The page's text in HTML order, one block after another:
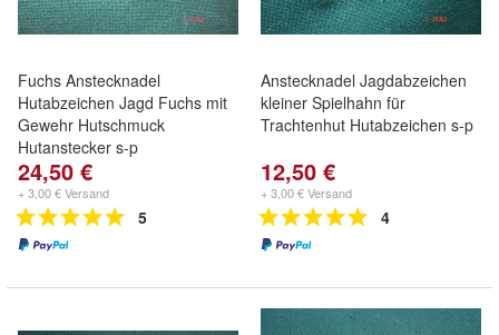
Fuchs Anstecknadel
Hutabzeichen Jagd Fuchs mit
Gewehr Hutschmuck
Hutanstecker s-p
24,50 €
+ 3,00 € Versand
5
Anstecknadel Jagdabzeichen
kleiner Spielhahn für
Trachtenhut Hutabzeichen s-p
12,50 €
+ 3,00 € Versand
4